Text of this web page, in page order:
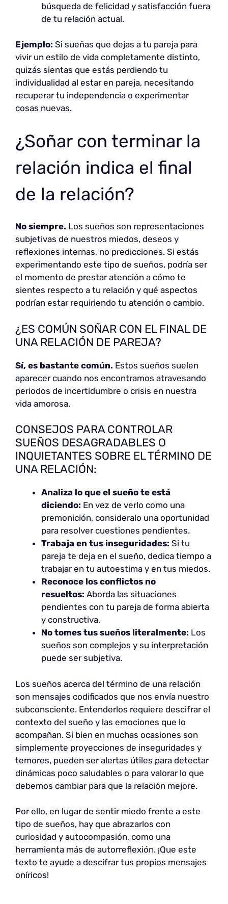
búsqueda de felicidad y satisfacción fuera
de tu relación actual.
Ejemplo: Si sueñas que dejas a tu pareja para
vivir un estilo de vida completamente distinto,
quizás sientas que estás perdiendo tu
individualidad al estar en pareja, necesitando
recuperar tu independencia o experimentar
cosas nuevas.
¿Soñar con terminar la
relación indica el final
de la relación?
No siempre. Los sueños son representaciones
subjetivas de nuestros miedos, deseos y
reflexiones internas, no predicciones. Si estás
experimentando este tipo de sueños, podría ser
el momento de prestar atención a cómo te
sientes respecto a tu relación y qué aspectos
podrían estar requiriendo tu atención o cambio.
¿ES COMÚN SOÑAR CON EL FINAL DE
UNA RELACIÓN DE PAREJA?
Sí, es bastante común. Estos sueños suelen
aparecer cuando nos encontramos atravesando
periodos de incertidumbre o crisis en nuestra
vida amorosa.
CONSEJOS PARA CONTROLAR
SUEÑOS DESAGRADABLES O
INQUIETANTES SOBRE EL TÉRMINO DE
UNA RELACIÓN:
Analiza lo que el sueño te está
diciendo: En vez de verlo como una
premonición, consideralo una oportunidad
para resolver cuestiones pendientes.
Trabaja en tus inseguridades: Si tu
pareja te deja en el sueño, dedica tiempo a
trabajar en tu autoestima y en tus miedos.
Reconoce los conflictos no
resueltos: Aborda las situaciones
pendientes con tu pareja de forma abierta
y constructiva.
No tomes tus sueños literalmente: Los
sueños son complejos y su interpretación
puede ser subjetiva.
Los sueños acerca del término de una relación
son mensajes codificados que nos envía nuestro
subconsciente. Entenderlos requiere descifrar el
contexto del sueño y las emociones que lo
acompañan. Si bien en muchas ocasiones son
simplemente proyecciones de inseguridades y
temores, pueden ser alertas útiles para detectar
dinámicas poco saludables o para valorar lo que
debemos cambiar para que la relación mejore.
Por ello, en lugar de sentir miedo frente a este
tipo de sueños, hay que abrazarlos con
curiosidad y autocompasión, como una
herramienta más de autorreflexión. ¡Que este
texto te ayude a descifrar tus propios mensajes
oníricos!